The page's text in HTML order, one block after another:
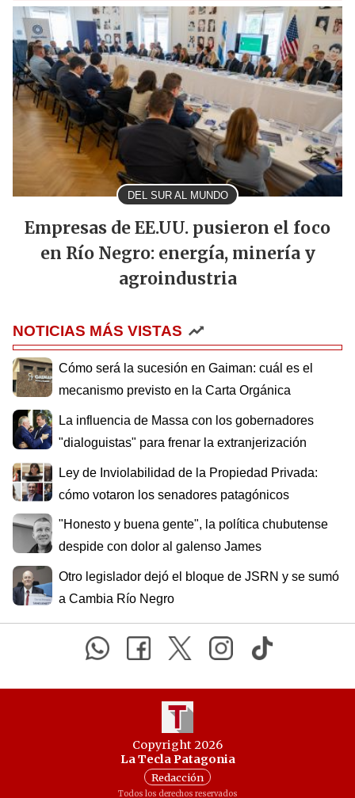
DEL SUR AL MUNDO
Empresas de EE.UU. pusieron el foco
en Río Negro: energía, minería y
agroindustria
NOTICIAS MÁS VISTAS
Cómo será la sucesión en Gaiman: cuál es el
mecanismo previsto en la Carta Orgánica
La influencia de Massa con los gobernadores
"dialoguistas" para frenar la extranjerización
Ley de Inviolabilidad de la Propiedad Privada:
cómo votaron los senadores patagónicos
"Honesto y buena gente", la política chubutense
despide con dolor al galenso James
Otro legislador dejó el bloque de JSRN y se sumó
a Cambia Río Negro
Copyright 2026
La Tecla Patagonia
Redacción
Todos los derechos reservados